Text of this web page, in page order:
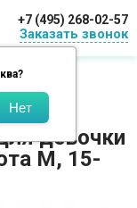
?
+7 (495) 268-02-57
Заказать звонок
девочки
M, 15-